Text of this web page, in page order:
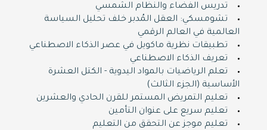
تدريس الفضاء والنظام الشمسي
تشومسكي: العقل المُدبر خلف تحليل السياسة
العالمية في العالم الرقمي
تطبيقات نظرية ماكويل في عصر الذكاء الاصطناعي
تعريف الذكاء الاصطناعي
تعلم الرياضيات بالمواد اليدوية - الكتل العشرة
الأساسية (الجزء الثالث)
تعليم التمريض المستمر للقرن الحادي والعشرين
تعليم سريع على عنوان التأمين
تعليم موجز عن التحقق من التعليم